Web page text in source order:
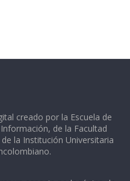
creado por la Escuela de
de la Facultad
la Institución Universitaria